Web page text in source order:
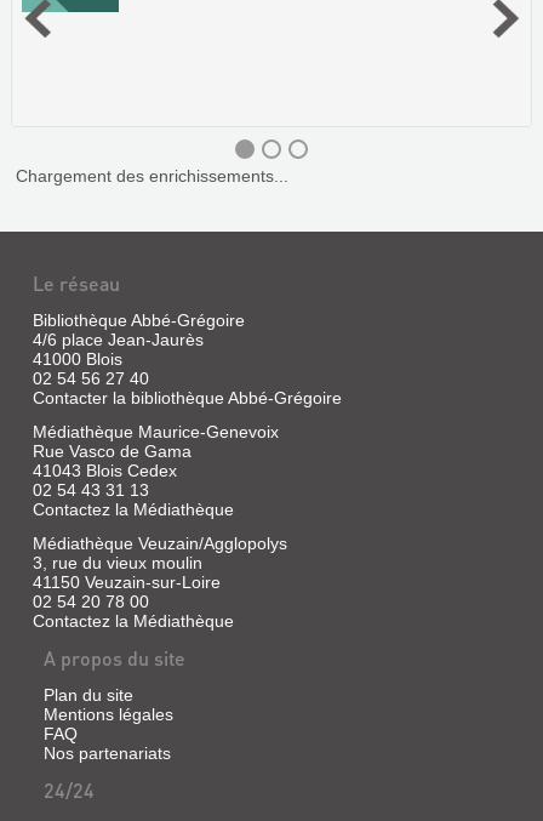
C'EST
JUMBO
!
Livre
Dubois,
K.
L'Ecole
des
loisirs,
1989
(Bobby
et
Nanou)
OURSON
BLANC
Livre
Dubois,
Chargement des enrichissements...
Le réseau
Bibliothèque Abbé-Grégoire
4/6 place Jean-Jaurès
41000 Blois
02 54 56 27 40
Contacter la bibliothèque Abbé-Grégoire
Médiathèque Maurice-Genevoix
Rue Vasco de Gama
41043 Blois Cedex
02 54 43 31 13
Contactez la Médiathèque
Médiathèque Veuzain/Agglopolys
3, rue du vieux moulin
41150 Veuzain-sur-Loire
02 54 20 78 00
Contactez la Médiathèque
A propos du site
Plan du site
Mentions légales
FAQ
Nos partenariats
24/24